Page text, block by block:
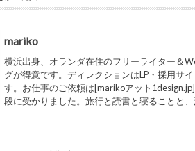
mariko
横浜出身、オランダ在住のフリーライター＆
グが得意です。ディレクションはLP・採用サ
す。お仕事のご依頼は[marikoアット
段に受かりました。旅行と読書と寝ることと